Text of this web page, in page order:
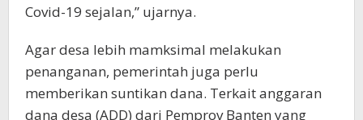
Covid-19 sejalan,” ujarnya.
Agar desa lebih mamksimal melakukan
penanganan, pemerintah juga perlu
memberikan suntikan dana. Terkait anggaran
dana desa (ADD) dari Pemprov Banten yang